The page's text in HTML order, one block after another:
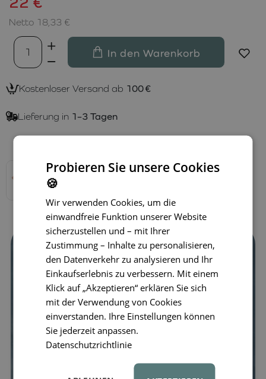
Netto 18,33 €
In den Warenkorb
Kostenloser Versand ab 100 €
Lieferung in 1–3 Tagen
Verfügbare Varianten
Probieren Sie unsere Cookies
🍪
Wir verwenden Cookies, um die
einwandfreie Funktion unserer Website
sicherzustellen und – mit Ihrer
Zustimmung – Inhalte zu personalisieren,
den Datenverkehr zu analysieren und Ihr
Einkaufserlebnis zu verbessern. Mit einem
Klick auf „Akzeptieren“ erklären Sie sich
mit der Verwendung von Cookies
einverstanden. Ihre Einstellungen können
Sie jederzeit anpassen.
Datenschutzrichtlinie